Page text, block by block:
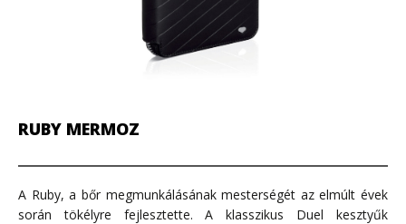
RUBY MERMOZ
A Ruby, a bőr megmunkálásának mesterségét az elmúlt évek
során tökélyre fejlesztette. A klasszikus Duel kesztyűk